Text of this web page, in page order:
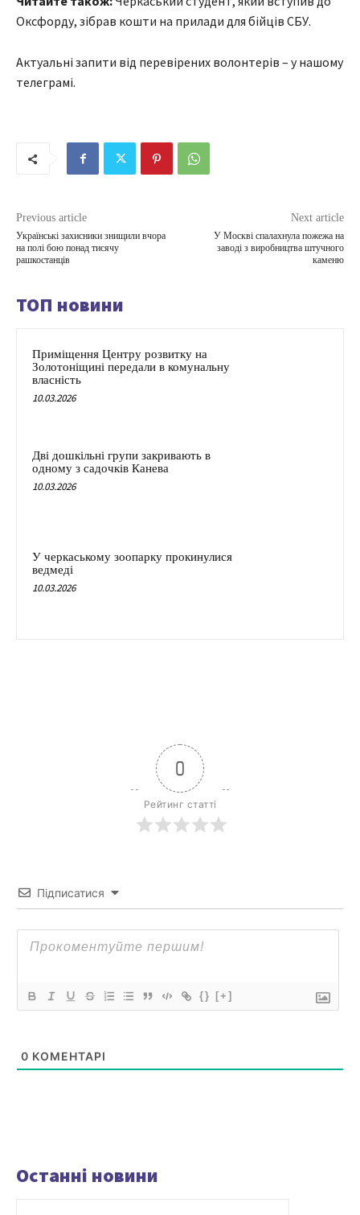
Оксфорду, зібрав кошти на прилади для бійців СБУ.
Актуальні запити від перевірених волонтерів – у нашому
телеграмі.
Previous article
Українські захисники знищили вчора
на полі бою понад тисячу
рашкостанців
Next article
У Москві спалахнула пожежа на
заводі з виробництва штучного
каменю
ТОП новини
Приміщення Центру розвитку на
Золотоніщині передали в комунальну
власність
10.03.2026
Дві дошкільні групи закривають в
одному з садочків Канева
10.03.2026
У черкаському зоопарку прокинулися
ведмеді
10.03.2026
0
Рейтинг статті
Підписатися
{} [+]
0 КОМЕНТАРІ
Останні новини